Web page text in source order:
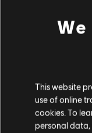
.2026
Feiert den Start
MP5SD-Waffen-
This website
use of online
cookies. To
personal data,